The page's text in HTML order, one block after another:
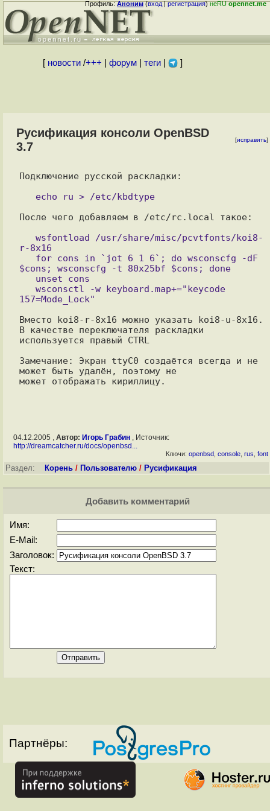
Профиль:Аноним(вход|регистрация)неRUopennet.me
[ новости/+++ форум| теги| ]
Русификация консоли OpenBSD
3.7
[исправить]
Подключение русской раскладки:
   echo ru > /etc/kbdtype
После чего добавляем в /etc/rc.local такое:
r-8x16
$cons; wsconscfg -t 80x25bf $cons; done
Вместо koi8-r-8x16 можно указать koi8-u-8x16.
В качестве переключателя раскладки
используется правый CTRL
Замечание: Экран ttyC0 создаётся всегда и не
может быть удалён, поэтому не
04.12.2005 , Автор: Игорь Грабин, Источник:
http://dreamcatcher.ru/docs/openbsd...
Ключи: openbsd console rus font
Раздел: Корень / Пользователю / Русификация
Добавить комментарий
Имя:
E-Mail:
Заголовок:
Текст:
Партнёры: